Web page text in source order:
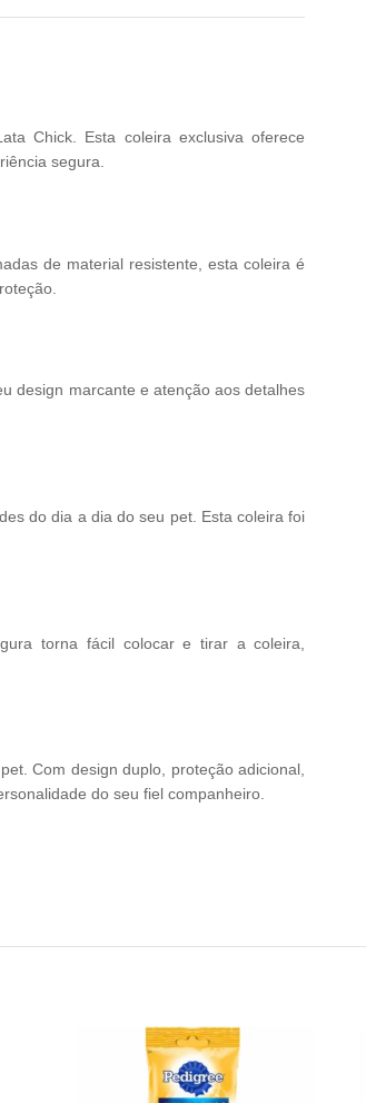
Chick. Esta coleira exclusiva oferece
segura.
de material resistente, esta coleira é
design marcante e atenção aos detalhes
do dia a dia do seu pet. Esta coleira foi
torna fácil colocar e tirar a coleira,
Com design duplo, proteção adicional,
do seu fiel companheiro.